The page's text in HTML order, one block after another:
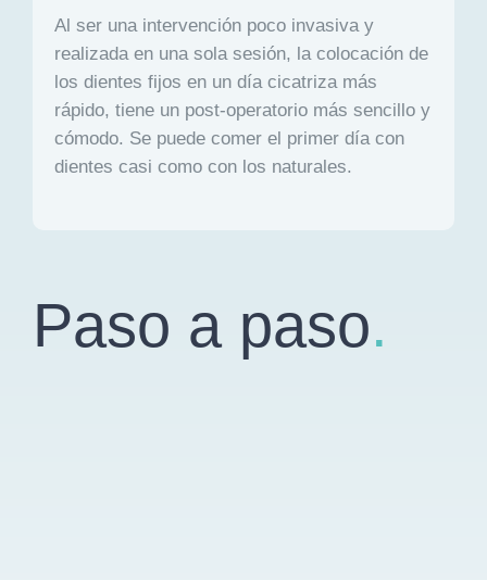
Al ser una intervención poco invasiva y
realizada en una sola sesión, la colocación de
los dientes fijos en un día cicatriza más
rápido, tiene un post-operatorio más sencillo y
cómodo. Se puede comer el primer día con
dientes casi como con los naturales.
Paso a paso.